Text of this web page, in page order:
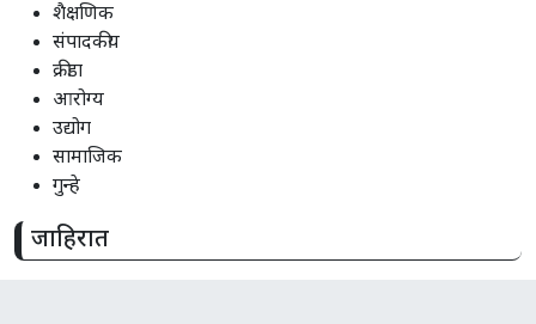
शैक्षणिक
संपादकीय
क्रीडा
आरोग्य
उद्योग
सामाजिक
गुन्हे
जाहिरात